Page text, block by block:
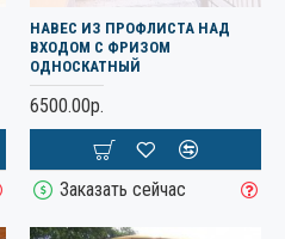
НАВЕС ИЗ ПРОФЛИСТА НАД
ВХОДОМ С ФРИЗОМ
ОДНОСКАТНЫЙ
6500.00р.
Заказать сейчас